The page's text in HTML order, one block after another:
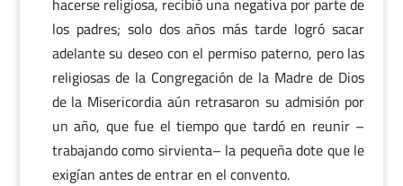
hacerse religiosa, recibió una negativa por parte de
los padres; solo dos años más tarde logró sacar
adelante su deseo con el permiso paterno, pero las
religiosas de la Congregación de la Madre de Dios
de la Misericordia aún retrasaron su admisión por
un año, que fue el tiempo que tardó en reunir –
trabajando como sirvienta– la pequeña dote que le
exigían antes de entrar en el convento.